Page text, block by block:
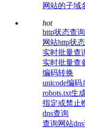
网站的子域
hot
http状态查询
网站http状
实时批量查
实时批量查
编码转换
unicode编码
robots.txt生
指定或禁止
dns查询
查询网站